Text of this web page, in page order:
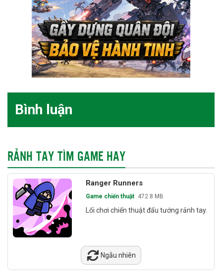
Bình luận
RẢNH TAY TÌM GAME HAY
Ranger Runners
Game chiến thuật 472.8 MB
Lối chơi chiến thuật đấu tướng rảnh tay.
Ngẫu nhiên